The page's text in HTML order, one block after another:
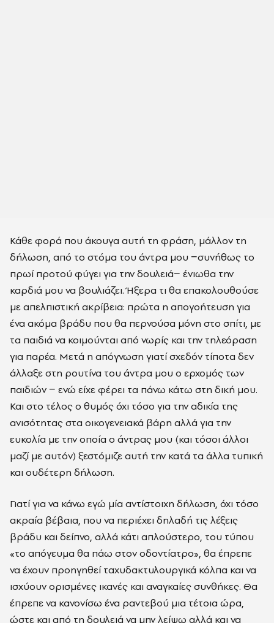
Κάθε φορά που άκουγα αυτή τη φράση, μάλλον τη
δήλωση, από το στόμα του άντρα μου −συνήθως το
πρωί προτού φύγει για την δουλειά− ένιωθα την
καρδιά μου να βουλιάζει. Ήξερα τι θα επακολουθούσε
με απελπιστική ακρίβεια: πρώτα η απογοήτευση για
ένα ακόμα βράδυ που θα περνούσα μόνη στο σπίτι, με
τα παιδιά να κοιμούνται από νωρίς και την τηλεόραση
για παρέα. Μετά η απόγνωση γιατί σχεδόν τίποτα δεν
άλλαξε στη ρουτίνα του άντρα μου ο ερχομός των
παιδιών − ενώ είχε φέρει τα πάνω κάτω στη δική μου.
Και στο τέλος ο θυμός όχι τόσο για την αδικία της
ανισότητας στα οικογενειακά βάρη αλλά για την
ευκολία με την οποία ο άντρας μου (και τόσοι άλλοι
μαζί με αυτόν) ξεστόμιζε αυτή την κατά τα άλλα τυπική
και ουδέτερη δήλωση.
Γιατί για να κάνω εγώ μία αντίστοιχη δήλωση, όχι τόσο
ακραία βέβαια, που να περιέχει δηλαδή τις λέξεις
βράδυ και δείπνο, αλλά κάτι απλούστερο, του τύπου
«το απόγευμα θα πάω στον οδοντίατρο», θα έπρεπε
να έχουν προηγηθεί ταχυδακτυλουργικά κόλπα και να
ισχύουν ορισμένες ικανές και αναγκαίες συνθήκες. Θα
έπρεπε να κανονίσω ένα ραντεβού μια τέτοια ώρα,
ώστε και από τη δουλειά να μην λείψω αλλά και να